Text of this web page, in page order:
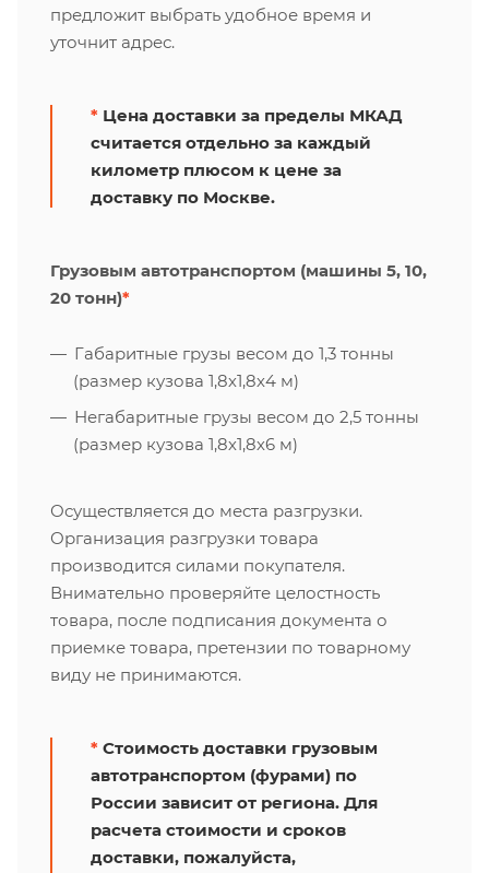
предложит выбрать удобное время и
уточнит адрес.
* Цена доставки за пределы МКАД
считается отдельно за каждый
километр плюсом к цене за
доставку по Москве.
Грузовым автотранспортом (машины 5, 10,
20 тонн)*
Габаритные грузы весом до 1,3 тонны
(размер кузова 1,8х1,8х4 м)
Негабаритные грузы весом до 2,5 тонны
(размер кузова 1,8х1,8х6 м)
Осуществляется до места разгрузки.
Организация разгрузки товара
производится силами покупателя.
Внимательно проверяйте целостность
товара, после подписания документа о
приемке товара, претензии по товарному
виду не принимаются.
* Стоимость доставки грузовым
автотранспортом (фурами) по
России зависит от региона. Для
расчета стоимости и сроков
доставки, пожалуйста,